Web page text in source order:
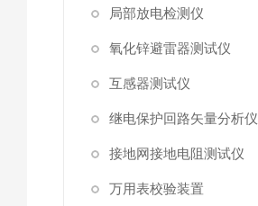
局部放电检测仪
氧化锌避雷器测试仪
互感器测试仪
继电保护回路矢量分析仪
接地网接地电阻测试仪
万用表校验装置